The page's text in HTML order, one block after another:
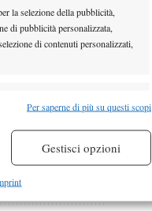
la selezione della pubblicità,
di pubblicità personalizzata,
di contenuti personalizzati,
errori,
le
Sempre attivo
Per saperne di più su questi scopi
Gestisci opzioni
e
Slam
con